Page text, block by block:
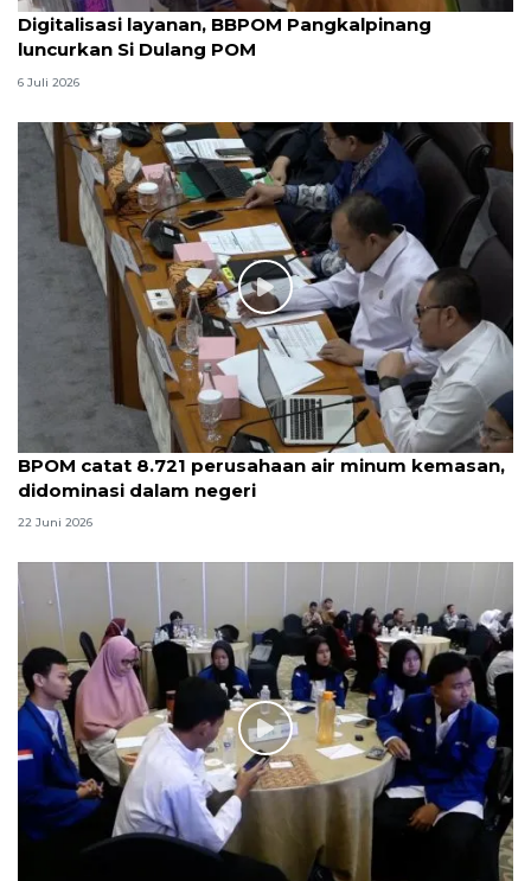
Digitalisasi layanan, BBPOM Pangkalpinang
luncurkan Si Dulang POM
6 Juli 2026
BPOM catat 8.721 perusahaan air minum kemasan,
didominasi dalam negeri
22 Juni 2026